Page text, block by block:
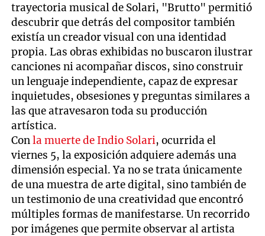
trayectoria musical de Solari, "Brutto" permitió
descubrir que detrás del compositor también
existía un creador visual con una identidad
propia. Las obras exhibidas no buscaron ilustrar
canciones ni acompañar discos, sino construir
un lenguaje independiente, capaz de expresar
inquietudes, obsesiones y preguntas similares a
las que atravesaron toda su producción
artística.
Conla muerte de Indio Solari, ocurrida el
viernes 5, la exposición adquiere además una
dimensión especial. Ya no se trata únicamente
de una muestra de arte digital, sino también de
un testimonio de una creatividad que encontró
múltiples formas de manifestarse. Un recorrido
por imágenes que permite observar al artista